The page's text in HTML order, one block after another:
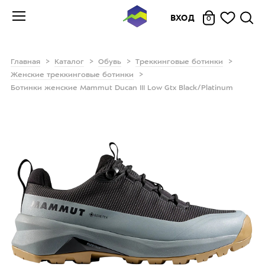
ВХОД 0
Главная Каталог Обувь
Треккинговые ботинки
Женские треккинговые ботинки
Ботинки женские Mammut Ducan III Low Gtx Black/Platinum